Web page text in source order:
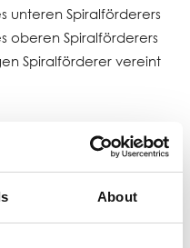
About
unteren Spiralförderers
oberen Spiralförderers
Spiralförderer vereint